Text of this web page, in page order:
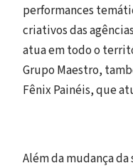
performances
criativos das
atua em todo o
Grupo Maestro,
Fênix Painéis, que
Além da mudança da